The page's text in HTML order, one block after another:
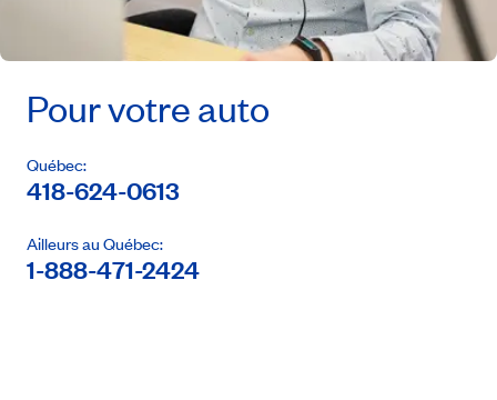
Pour votre auto
Québec:
418-624-0613
Ailleurs au Québec:
1-888-471-2424